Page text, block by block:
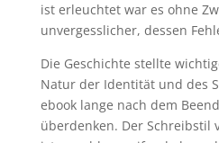
ist erleuchtet war es ohne
unvergesslicher, dessen
Die Geschichte stellte
Natur der Identität und des
ebook lange nach dem
überdenken. Der Schreibstil